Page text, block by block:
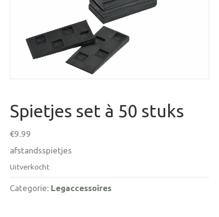
Spietjes set à 50 stuks
€9.99
afstandsspietjes
Uitverkocht
Categorie: Legaccessoires